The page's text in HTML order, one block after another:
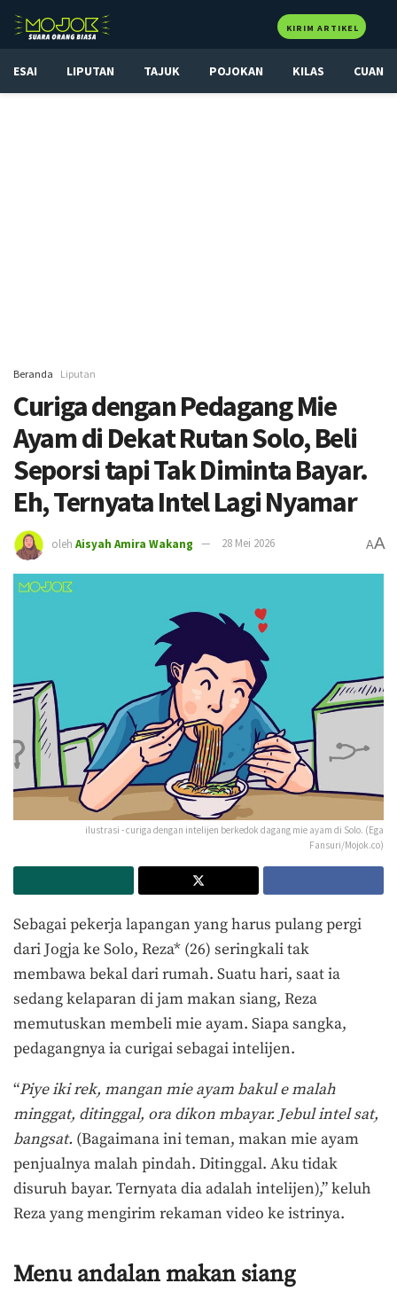
KIRIM ARTIKEL
ESAI LIPUTAN TAJUK POJOKAN KILAS CUAN
Beranda Liputan
Curiga dengan Pedagang Mie
Ayam di Dekat Rutan Solo, Beli
Seporsi tapi Tak Diminta Bayar.
Eh, Ternyata Intel Lagi Nyamar
oleh Aisyah Amira Wakang 28 Mei 2026 AA
ilustrasi - curiga dengan intelijen berkedok dagang mie ayam di Solo. (Ega
Fansuri/Mojok.co)
Sebagai pekerja lapangan yang harus pulang pergi
dari Jogja ke Solo, Reza* (26) seringkali tak
membawa bekal dari rumah. Suatu hari, saat ia
sedang kelaparan di jam makan siang, Reza
memutuskan membeli mie ayam. Siapa sangka,
pedagangnya ia curigai sebagai intelijen.
“Piye iki rek, mangan mie ayam bakul e malah
minggat, ditinggal, ora dikon mbayar. Jebul intel sat,
bangsat. (Bagaimana ini teman, makan mie ayam
penjualnya malah pindah. Ditinggal. Aku tidak
disuruh bayar. Ternyata dia adalah intelijen),” keluh
Reza yang mengirim rekaman video ke istrinya.
Menu andalan makan siang